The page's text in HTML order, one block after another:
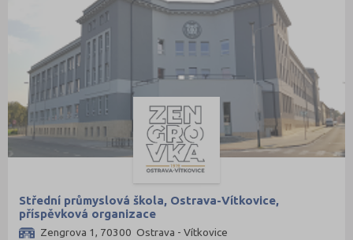
Střední průmyslová škola, Ostrava-Vítkovice,
příspěvková organizace
Zengrova 1, 70300 Ostrava - Vítkovice